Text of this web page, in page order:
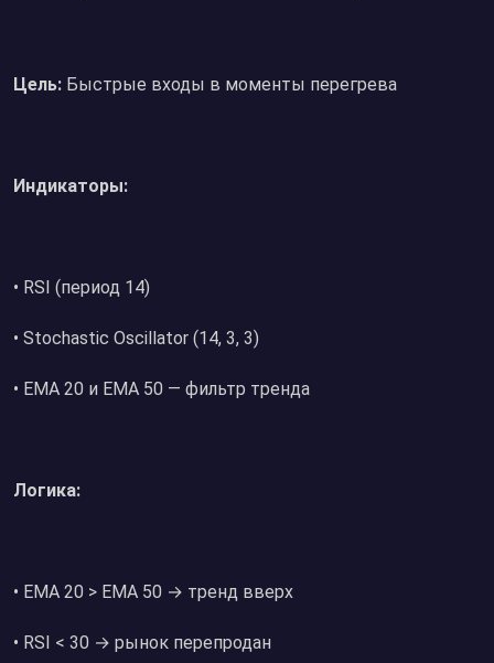
Цель: Быстрые входы в моменты перегрева
Индикаторы:
• RSI (период 14)
• Stochastic Oscillator (14, 3, 3)
• EMA 20 и EMA 50 — фильтр тренда
Логика:
• EMA 20 > EMA 50 → тренд вверх
• RSI < 30 → рынок перепродан